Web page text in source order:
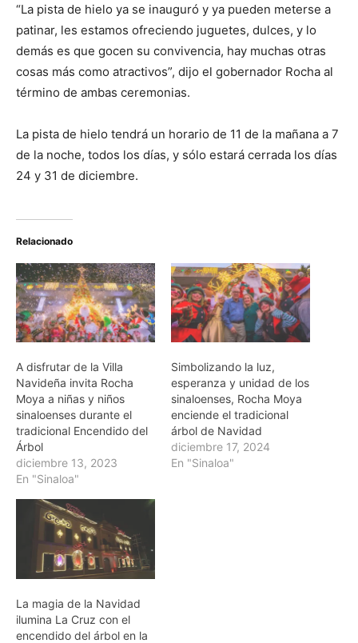
“La pista de hielo ya se inauguró y ya pueden meterse a
patinar, les estamos ofreciendo juguetes, dulces, y lo
demás es que gocen su convivencia, hay muchas otras
cosas más como atractivos”, dijo el gobernador Rocha al
término de ambas ceremonias.
La pista de hielo tendrá un horario de 11 de la mañana a 7
de la noche, todos los días, y sólo estará cerrada los días
24 y 31 de diciembre.
Relacionado
A disfrutar de la Villa
Navideña invita Rocha
Moya a niñas y niños
sinaloenses durante el
tradicional Encendido del
Árbol
diciembre 13, 2023
En "Sinaloa"
Simbolizando la luz,
esperanza y unidad de los
sinaloenses, Rocha Moya
enciende el tradicional
árbol de Navidad
diciembre 17, 2024
En "Sinaloa"
La magia de la Navidad
ilumina La Cruz con el
encendido del árbol en la